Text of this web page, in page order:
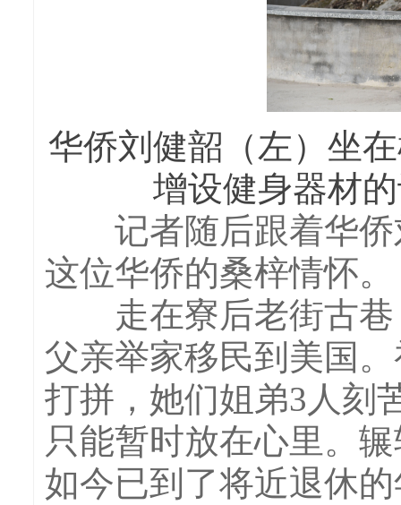
华侨刘健韶（左）坐
增设健身器材
记者随后跟着华侨
这位华侨的桑梓情怀。
走在寮后老街古巷
父亲举家移民到美国
打拼，她们姐弟3人刻
只能暂时放在心里。
如今已到了将近退休